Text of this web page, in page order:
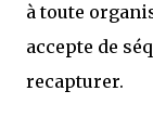
à toute
accepte de
recapturer.